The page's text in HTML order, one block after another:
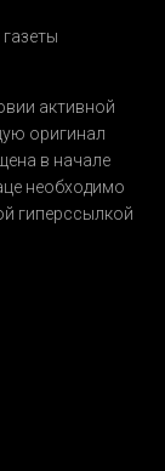
активной
оригинал
в начале
необходимо
гиперссылкой